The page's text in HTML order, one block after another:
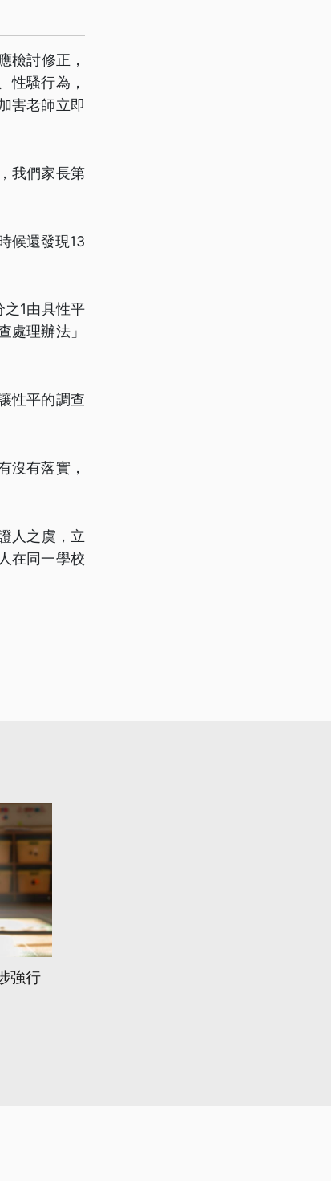
檢討修正，
性騷行為，
害老師立即
我們家長第
候還發現13
1由具性平
處理辦法」
性平的調查
沒有落實，
人之虞，立
在同一學校
強行